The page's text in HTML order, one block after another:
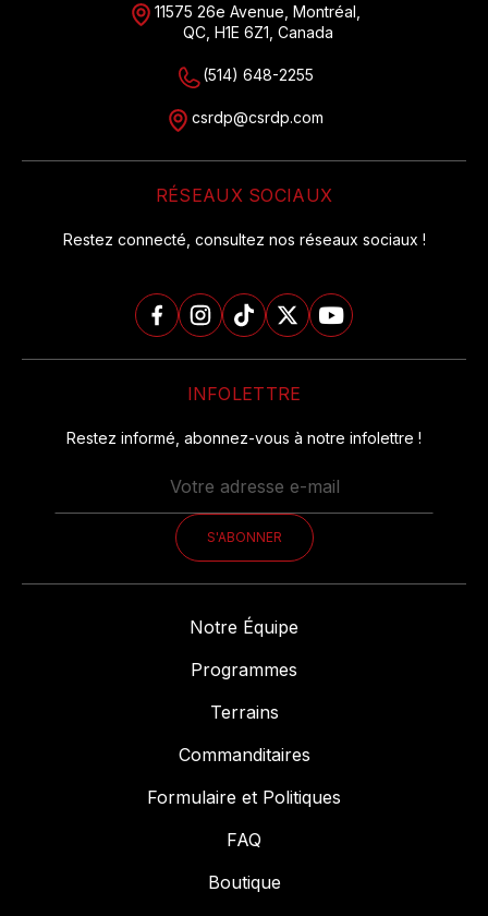
RÉSEAUX SOCIAUX
Restez connecté, consultez nos réseaux sociaux !

11575 26e Avenue, Montréal,
QC, H1E 6Z1, Canada
(514) 648-2255
csrdp@csrdp.com
INFOLETTRE
Restez informé, abonnez-vous à notre infolettre !
Notre Équipe
Programmes
Terrains
Commanditaires
Formulaire et Politiques
FAQ
Boutique